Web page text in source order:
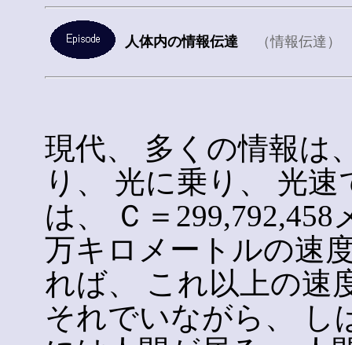
人体内の情報伝達 （情報伝達）
現代、 多くの情報は
り、 光に乗り、 光
は、 Ｃ＝
万キロメートルの速
れば、 これ以上の速
それでいながら、 し